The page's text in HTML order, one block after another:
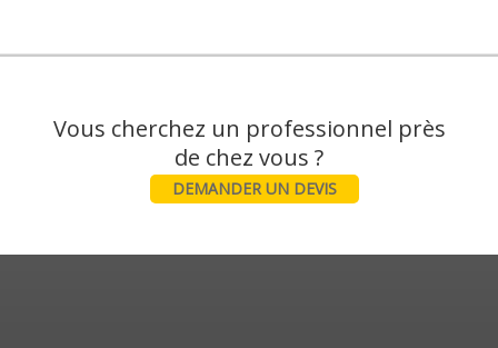
Vous cherchez un professionnel près
DEMANDER UN DEVIS